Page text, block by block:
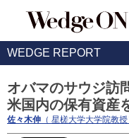
WEDGE REPORT
オバマのサウジ訪
米国内の保有資産
佐々木伸 （ 星槎大学大学院教授